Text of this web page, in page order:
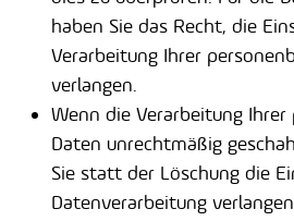
haben Sie das Recht, die
Verarbeitung Ihrer
verlangen.
Wenn die Verarbeitung
Daten unrechtmäßig
Sie statt der Löschung die
Datenverarbeitung